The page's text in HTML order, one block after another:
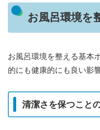
お風呂環境を
お風呂環境を整える基本
的にも健康的にも良い影
清潔さを保つこと